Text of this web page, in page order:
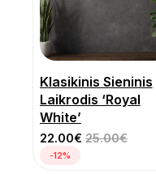
Klasikinis Sieninis
Laikrodis ‘Royal
White’
22.00€ 25.00€
-12%